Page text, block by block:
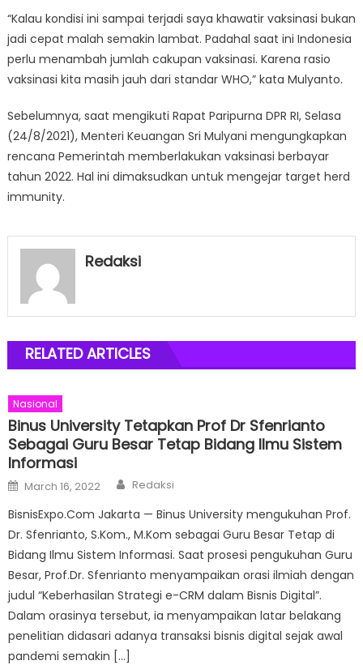
“Kalau kondisi ini sampai terjadi saya khawatir vaksinasi bukan
jadi cepat malah semakin lambat. Padahal saat ini Indonesia
perlu menambah jumlah cakupan vaksinasi. Karena rasio
vaksinasi kita masih jauh dari standar WHO,” kata Mulyanto.
Sebelumnya, saat mengikuti Rapat Paripurna DPR RI, Selasa
(24/8/2021), Menteri Keuangan Sri Mulyani mengungkapkan
rencana Pemerintah memberlakukan vaksinasi berbayar
tahun 2022. Hal ini dimaksudkan untuk mengejar target herd
immunity.
Redaksi
RELATED ARTICLES
Nasional
Binus University Tetapkan Prof Dr Sfenrianto
Sebagai Guru Besar Tetap Bidang Ilmu Sistem
Informasi
Posted
on
March 16, 2022 Author
Redaksi
BisnisExpo.Com Jakarta — Binus University mengukuhan Prof.
Dr. Sfenrianto, S.Kom., M.Kom sebagai Guru Besar Tetap di
Bidang Ilmu Sistem Informasi. Saat prosesi pengukuhan Guru
Besar, Prof.Dr. Sfenrianto menyampaikan orasi ilmiah dengan
judul “Keberhasilan Strategi e-CRM dalam Bisnis Digital”.
Dalam orasinya tersebut, ia menyampaikan latar belakang
penelitian didasari adanya transaksi bisnis digital sejak awal
pandemi semakin […]